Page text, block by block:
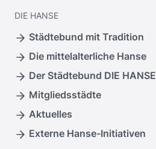
DIE HANSE
Städtebund mit Tradition
Die mittelalterliche Hanse
Der Städtebund DIE HANSE
Mitgliedsstädte
Aktuelles
Externe Hanse-Initiativen